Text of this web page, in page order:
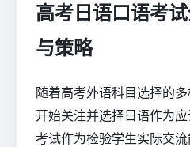
高考日语口语考
与策略
随着高考外语科目选择的
开始关注并选择日语作为
考试作为检验学生实际交